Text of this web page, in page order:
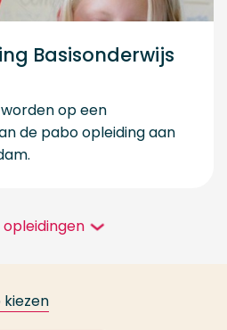
Basisonderwijs
op een
de pabo opleiding aan
opleidingen